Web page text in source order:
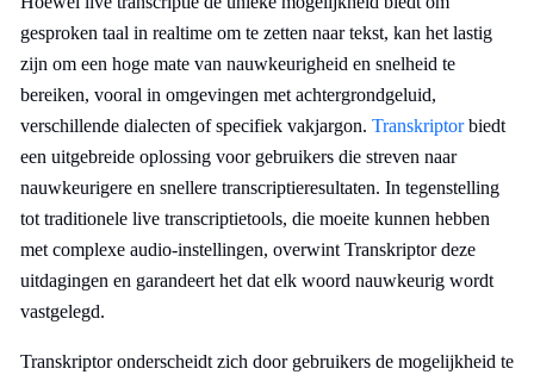
gesproken taal in realtime om te zetten naar tekst, kan het lastig
zijn om een hoge mate van nauwkeurigheid en snelheid te
bereiken, vooral in omgevingen met achtergrondgeluid,
verschillende dialecten of specifiek vakjargon. Transkriptorbiedt
een uitgebreide oplossing voor gebruikers die streven naar
nauwkeurigere en snellere transcriptieresultaten. In tegenstelling
tot traditionele live transcriptietools, die moeite kunnen hebben
met complexe audio-instellingen, overwint Transkriptor deze
uitdagingen en garandeert het dat elk woord nauwkeurig wordt
vastgelegd.
Transkriptor onderscheidt zich door gebruikers de mogelijkheid te